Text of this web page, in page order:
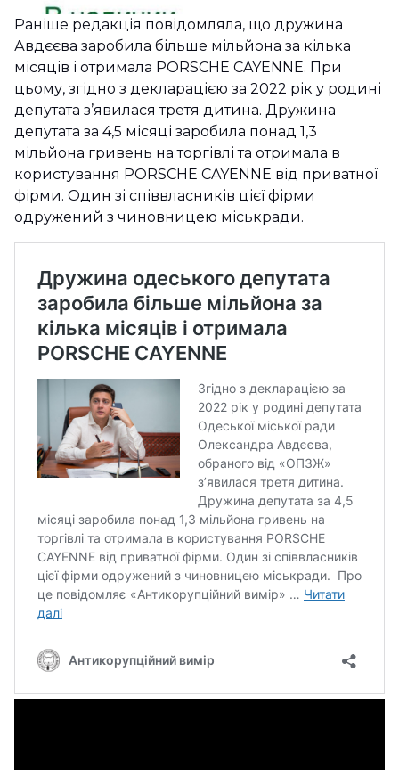
Раніше редакція повідомляла, що дружина
Авдєєва заробила більше мільйона за кілька
місяців і отримала PORSCHE CAYENNE. При
цьому, згідно з декларацією за 2022 рік у родині
депутата з’явилася третя дитина. Дружина
депутата за 4,5 місяці заробила понад 1,3
мільйона гривень на торгівлі та отримала в
користування PORSCHE CAYENNE від приватної
фірми. Один зі співвласників цієї фірми
одружений з чиновницею міськради.